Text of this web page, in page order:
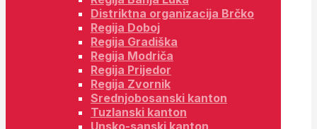
Distriktna organizacija Brčko
Regija Doboj
Regija Gradiška
Regija Modriča
Regija Prijedor
Regija Zvornik
Srednjobosanski kanton
Tuzlanski kanton
Unsko-sanski kanton